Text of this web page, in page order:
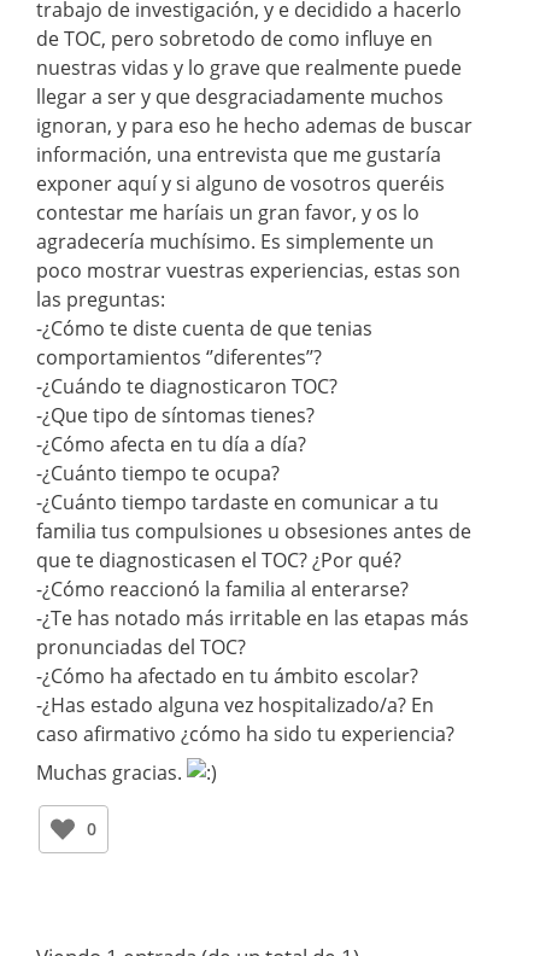
trabajo de investigación, y e decidido a hacerlo
de TOC, pero sobretodo de como influye en
nuestras vidas y lo grave que realmente puede
llegar a ser y que desgraciadamente muchos
ignoran, y para eso he hecho ademas de buscar
información, una entrevista que me gustaría
exponer aquí y si alguno de vosotros queréis
contestar me haríais un gran favor, y os lo
agradecería muchísimo. Es simplemente un
poco mostrar vuestras experiencias, estas son
las preguntas:
-¿Cómo te diste cuenta de que tenias
comportamientos ‘’diferentes’’?
-¿Cuándo te diagnosticaron TOC?
-¿Que tipo de síntomas tienes?
-¿Cómo afecta en tu día a día?
-¿Cuánto tiempo te ocupa?
-¿Cuánto tiempo tardaste en comunicar a tu
familia tus compulsiones u obsesiones antes de
que te diagnosticasen el TOC? ¿Por qué?
-¿Cómo reaccionó la familia al enterarse?
-¿Te has notado más irritable en las etapas más
pronunciadas del TOC?
-¿Cómo ha afectado en tu ámbito escolar?
-¿Has estado alguna vez hospitalizado/a? En
caso afirmativo ¿cómo ha sido tu experiencia?
Muchas gracias.
0